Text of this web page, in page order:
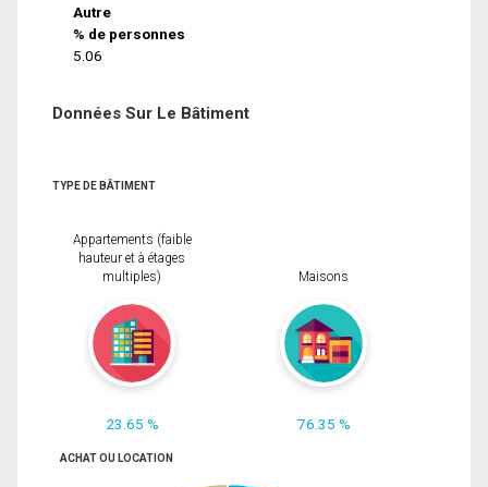
Autre
% de personnes
5.06
Données Sur Le Bâtiment
TYPE DE BÂTIMENT
Appartements (faible
hauteur et à étages
multiples)
23.65 %
Maisons
76.35 %
ACHAT OU LOCATION